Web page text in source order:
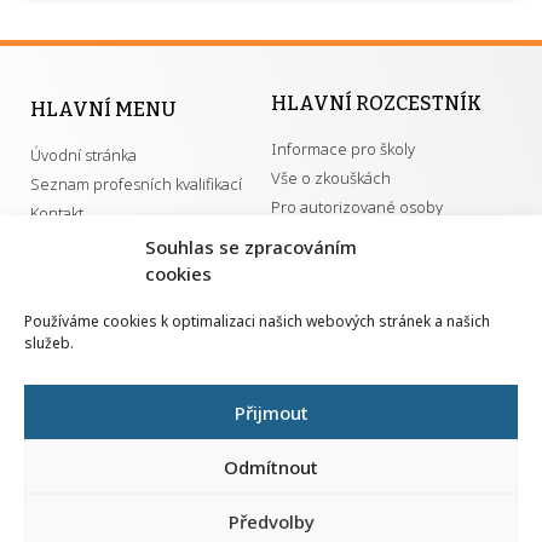
Souhlas se zpracováním
cookies
Používáme cookies k optimalizaci našich webových stránek a našich
služeb.
Přijmout
Odmítnout
Předvolby
HLAVNÍ MENU
Úvodní stránka
Seznam profesních kvalifikací
Kontakt
HLAVNÍ ROZCESTNÍK
Informace pro školy
Vše o zkouškách
Pro autorizované osoby
Kvalifikace a živnosti
DŮLEŽITÉ ODKAZY
Národní pedagogický institut ČR
110 00 Praha 1